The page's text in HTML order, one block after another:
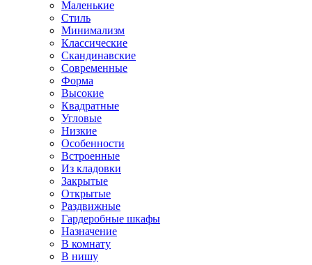
Маленькие
Стиль
Минимализм
Классические
Скандинавские
Современные
Форма
Высокие
Квадратные
Угловые
Низкие
Особенности
Встроенные
Из кладовки
Закрытые
Открытые
Раздвижные
Гардеробные шкафы
Назначение
В комнату
В нишу